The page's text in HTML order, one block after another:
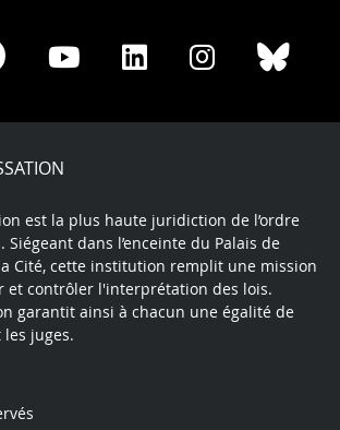
Share
Youtube
Share
LinkedIn
Share
Instagram
est la plus haute juridiction de l’ordre
dans l’enceinte du Palais de
Cité, cette institution remplit une mission
et contrôler l'interprétation des lois.
garantit ainsi à chacun une égalité de
juges.